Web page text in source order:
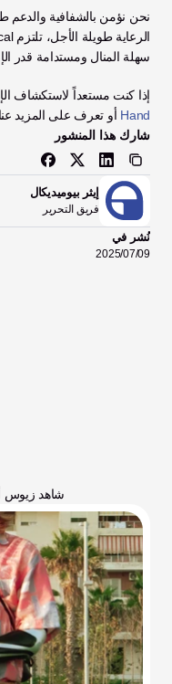
سهلة المنال ومستدامة قدر
إذا كنت مستعداً لاستكشاف
Hand أو تعرف على المزيد
شارك هذا المنشور
إيثر بيوميديكال
فريق التحرير
نُشر في
09‏/07‏/2025
شاهد زيوس